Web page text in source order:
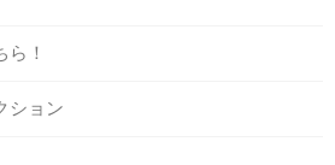
！
ション